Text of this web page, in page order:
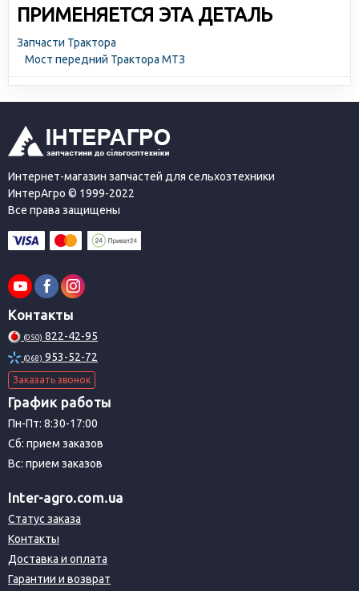
ПРИМЕНЯЕТСЯ ЭТА ДЕТАЛЬ
Запчасти Трактора
Мост передний Трактора МТЗ
Интернет-магазин запчастей для сельхозтехники
ИнтерАгро © 1999-2022
Все права защищены
Контакты
(050) 822-42-95
(068) 953-52-72
Заказать звонок
График работы
Пн-Пт: 8:30-17:00
Сб: прием заказов
Вс: прием заказов
Inter-agro.com.ua
Статус заказа
Контакты
Доставка и оплата
Гарантии и возврат